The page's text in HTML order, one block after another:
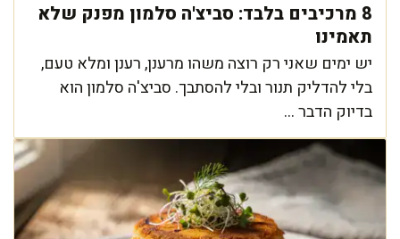
8 מרכיבים בלבד: סביצ'ה סלמון מפנק שלא
תאמינו
יש ימים שאני רק רוצה משהו מרענן, רענן ומלא טעם,
בלי להדליק תנור ובלי להסתבך. סביצ'ה סלמון הוא
בדיוק הדבר ...